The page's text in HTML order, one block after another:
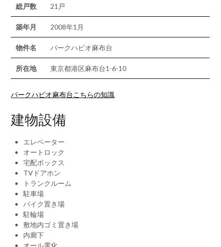
総戸数 21戸
築年月 2008年1月
物件名 パークハビオ麻布台
所在地 東京都港区麻布台1-6-10
パークハビオ麻布台こちらの知識
建物設備
エレベーター
オートロック
宅配ボックス
TVドアホン
トランクルーム
駐車場
バイク置き場
駐輪場
敷地内ゴミ置き場
内廊下
オール電化